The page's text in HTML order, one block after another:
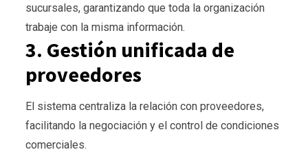
sucursales, garantizando que toda la organización
trabaje con la misma información.
3. Gestión unificada de
proveedores
El sistema centraliza la relación con proveedores,
facilitando la negociación y el control de condiciones
comerciales.